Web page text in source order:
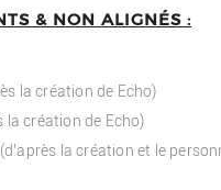
& NON ALIGNÉS :
la création de Echo)
la création de Echo)
la création et le